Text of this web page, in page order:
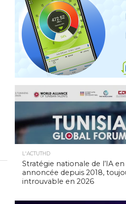
L'ACTUTHD
Stratégie nationale de l’IA en
annoncée depuis 2018,
introuvable en 2026